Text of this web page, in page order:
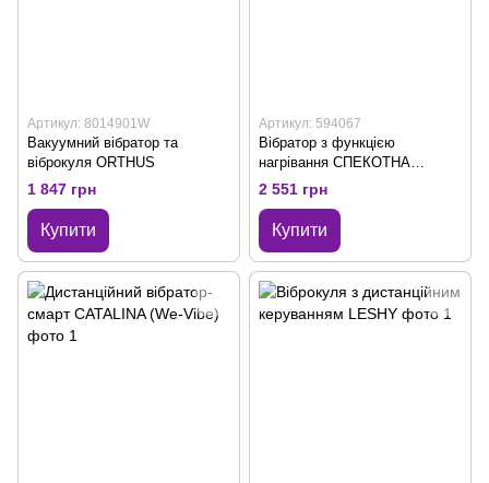
Артикул: 8014901W
Вакуумний вібратор та
віброкуля ORTHUS
1 847 грн
Купити
Артикул: 594067
Вібратор з функцією
нагрівання СПЕКОТНА
НАСОЛОДА
2 551 грн
Купити